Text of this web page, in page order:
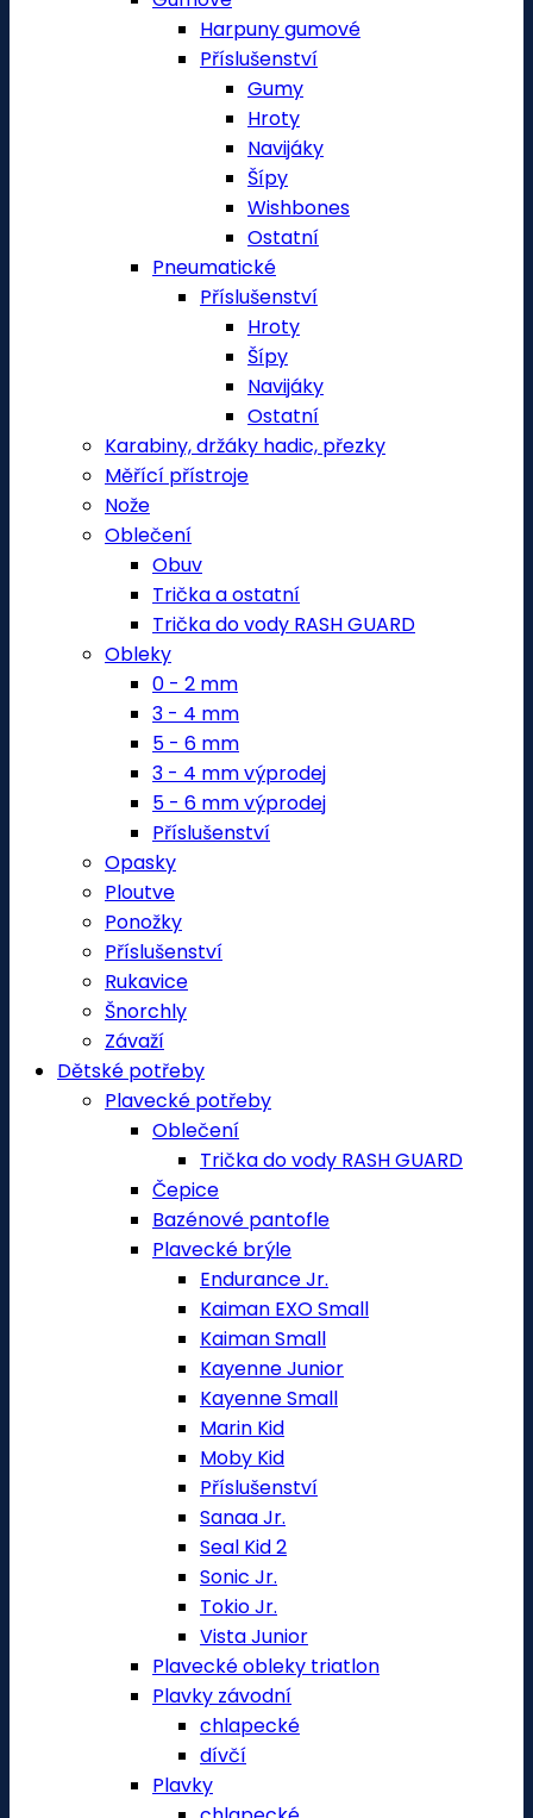
Harpuny gumové
Příslušenství
Gumy
Hroty
Navijáky
Šípy
Wishbones
Ostatní
Pneumatické
Příslušenství
Hroty
Šípy
Navijáky
Ostatní
Karabiny, držáky hadic, přezky
Měřící přístroje
Nože
Oblečení
Obuv
Trička a ostatní
Trička do vody RASH GUARD
Obleky
0 - 2 mm
3 - 4 mm
5 - 6 mm
3 - 4 mm výprodej
5 - 6 mm výprodej
Příslušenství
Opasky
Ploutve
Ponožky
Příslušenství
Rukavice
Šnorchly
Závaží
Dětské potřeby
Plavecké potřeby
Oblečení
Trička do vody RASH GUARD
Čepice
Bazénové pantofle
Plavecké brýle
Endurance Jr.
Kaiman EXO Small
Kaiman Small
Kayenne Junior
Kayenne Small
Marin Kid
Moby Kid
Příslušenství
Sanaa Jr.
Seal Kid 2
Sonic Jr.
Tokio Jr.
Vista Junior
Plavecké obleky triatlon
Plavky závodní
chlapecké
dívčí
Plavky